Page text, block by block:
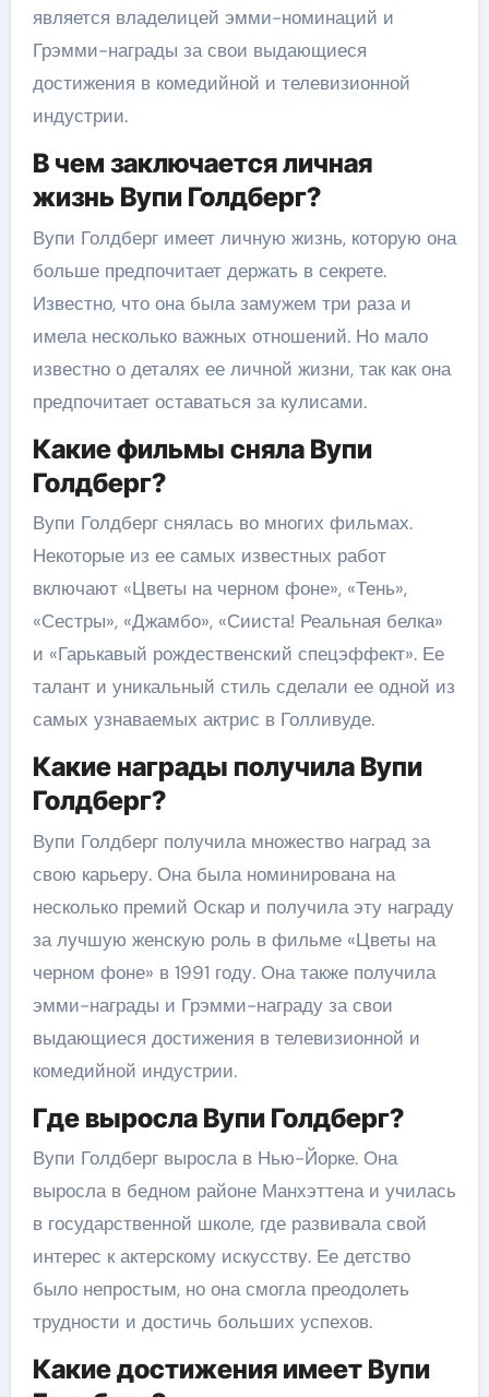
является владелицей эмми-номинаций и
Грэмми-награды за свои выдающиеся
достижения в комедийной и телевизионной
индустрии.
В чем заключается личная
жизнь Вупи Голдберг?
Вупи Голдберг имеет личную жизнь, которую она
больше предпочитает держать в секрете.
Известно, что она была замужем три раза и
имела несколько важных отношений. Но мало
известно о деталях ее личной жизни, так как она
предпочитает оставаться за кулисами.
Какие фильмы сняла Вупи
Голдберг?
Вупи Голдберг снялась во многих фильмах.
Некоторые из ее самых известных работ
включают «Цветы на черном фоне», «Тень»,
«Сестры», «Джамбо», «Сииста! Реальная белка»
и «Гарькавый рождественский спецэффект». Ее
талант и уникальный стиль сделали ее одной из
самых узнаваемых актрис в Голливуде.
Какие награды получила Вупи
Голдберг?
Вупи Голдберг получила множество наград за
свою карьеру. Она была номинирована на
несколько премий Оскар и получила эту награду
за лучшую женскую роль в фильме «Цветы на
черном фоне» в 1991 году. Она также получила
эмми-награды и Грэмми-награду за свои
выдающиеся достижения в телевизионной и
комедийной индустрии.
Где выросла Вупи Голдберг?
Вупи Голдберг выросла в Нью-Йорке. Она
выросла в бедном районе Манхэттена и училась
в государственной школе, где развивала свой
интерес к актерскому искусству. Ее детство
было непростым, но она смогла преодолеть
трудности и достичь больших успехов.
Какие достижения имеет Вупи